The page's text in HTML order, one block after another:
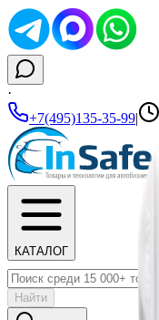
·
+7(495)135-35-99|
КАТАЛОГ
Найти